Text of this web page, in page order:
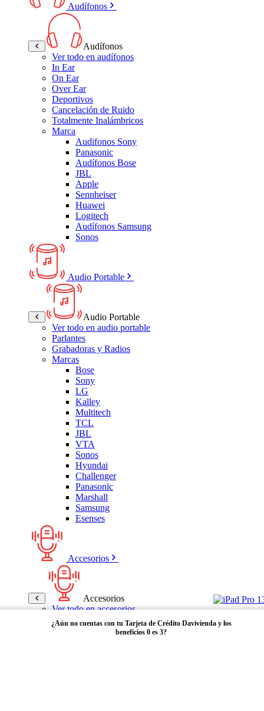
Audífonos
Audífonos
Ver todo en audífonos
In Ear
On Ear
Over Ear
Deportivos
Cancelación de Ruido
Totalmente Inalámbricos
Marca
Audifonos Sony
Panasonic
Audífonos Bose
JBL
Apple
Sennheiser
Huawei
Logitech
Audífonos Samsung
Sonos
Audio Portable
Audio Portable
Ver todo en audio portable
Parlantes
Grabadoras y Radios
Marcas
Bose
Sony
LG
Kalley
Multitech
TCL
JBL
VTA
Sonos
Hyundai
Challenger
Panasonic
Marshall
Samsung
Esenses
Accesorios
Accesorios
Ver todo en accesorios
Micrófonos
Bases
¿Aún no cuentas con tu Tarjeta de Crédito Davivienda y los
beneficios 0 es 3?